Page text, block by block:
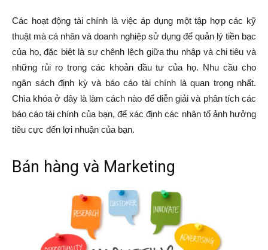
Các hoạt động tài chính là việc áp dụng một tập hợp các kỹ
thuật mà cá nhân và doanh nghiệp sử dụng để quản lý tiền bạc
của họ, đặc biệt là sự chênh lệch giữa thu nhập và chi tiêu và
những rủi ro trong các khoản đầu tư của họ. Nhu cầu cho
ngân sách định kỳ và báo cáo tài chính là quan trọng nhất.
Chìa khóa ở đây là làm cách nào để diễn giải và phân tích các
báo cáo tài chính của bạn, để xác định các nhân tố ảnh hưởng
tiêu cực đến lợi nhuận của bạn.
Bán hàng và Marketing